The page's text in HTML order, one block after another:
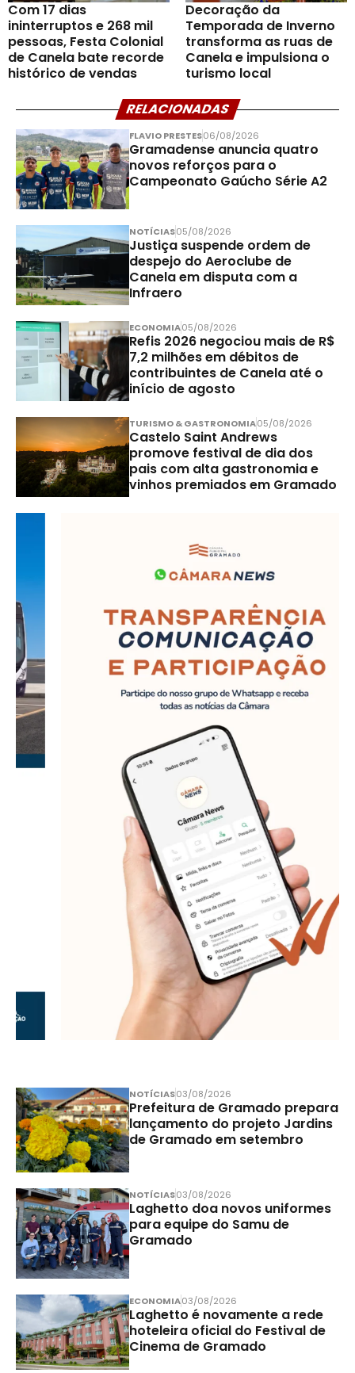
Com 17 dias
ininterruptos e 268 mil
pessoas, Festa Colonial
de Canela bate recorde
histórico de vendas
Decoração da
Temporada de Inverno
transforma as ruas de
Canela e impulsiona o
turismo local
RELACIONADAS
FLAVIO PRESTES06/08/2026
Gramadense anuncia quatro
novos reforços para o
Campeonato Gaúcho Série A2
NOTÍCIAS05/08/2026
Justiça suspende ordem de
despejo do Aeroclube de
Canela em disputa com a
Infraero
ECONOMIA05/08/2026
Refis 2026 negociou mais de R$
7,2 milhões em débitos de
contribuintes de Canela até o
início de agosto
TURISMO & GASTRONOMIA05/08/2026
Castelo Saint Andrews
promove festival de dia dos
pais com alta gastronomia e
vinhos premiados em Gramado
NOTÍCIAS03/08/2026
Prefeitura de Gramado prepara
lançamento do projeto Jardins
de Gramado em setembro
NOTÍCIAS03/08/2026
Laghetto doa novos uniformes
para equipe do Samu de
Gramado
ECONOMIA03/08/2026
Laghetto é novamente a rede
hoteleira oficial do Festival de
Cinema de Gramado